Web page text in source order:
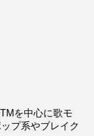
を中心に歌モ
プ系やブレイク